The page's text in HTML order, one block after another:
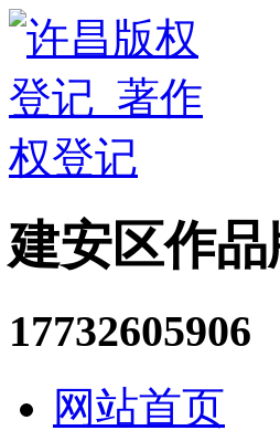
建安区作
17732605906
网站首页